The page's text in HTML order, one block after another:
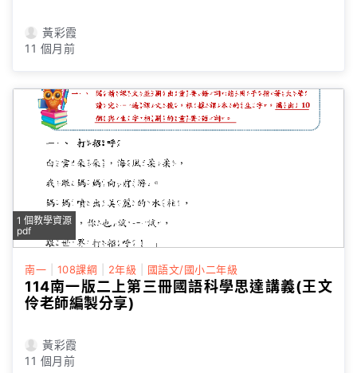
黃彩霞
11 個月前
1 個教學資源
pdf
南一 108課綱 2年級 國語文/國小二年級
114南一版二上第三冊國語科學思達講義(王文
伶老師編製分享)
黃彩霞
11 個月前